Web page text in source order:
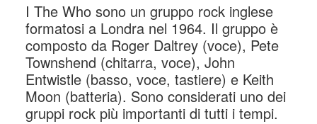
I The Who sono un gruppo rock inglese
formatosi a Londra nel 1964. Il gruppo è
composto da Roger Daltrey (voce), Pete
Townshend (chitarra, voce), John
Entwistle (basso, voce, tastiere) e Keith
Moon (batteria). Sono considerati uno dei
gruppi rock più importanti di tutti i tempi.